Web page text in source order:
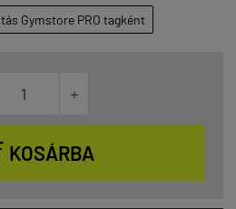
Gymstore PRO tagként

KOSÁRBA